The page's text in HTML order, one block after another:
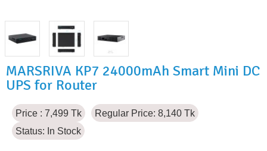
MARSRIVA KP7 24000mAh Smart Mini DC
UPS for Router
Price : 7,499 Tk
Regular Price: 8,140 Tk
Status: In Stock